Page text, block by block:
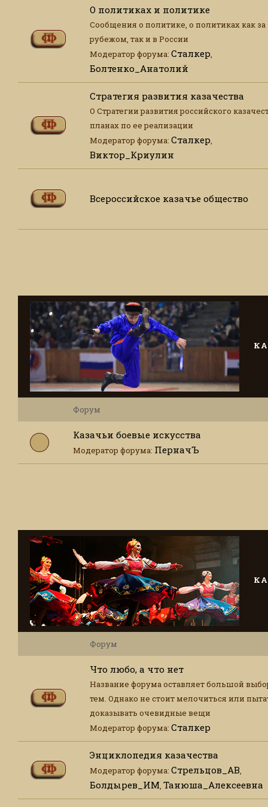
О политиках и политике
Сообщения о политике, о политиках как за
рубежом, так и в России
Модератор форума: Сталкер,
Болтенко_Анатолий
Стратегия развития казачества
О Стратегии развития российского
планах по ее реализации
Модератор форума: Сталкер,
Виктор_Криулин
Всероссийское казачье общество
Форум
Казачьи боевые искусства
Модератор форума: ПерначЪ
Форум
Что любо, а что нет
Название форума оставляет большой
тем. Однако не стоит мелочиться или
доказывать очевидные вещи
Модератор форума: Сталкер
Энциклопедия казачества
Модератор форума: Стрельцов_АВ,
Болдырев_ИМ, Танюша_Алексеевна